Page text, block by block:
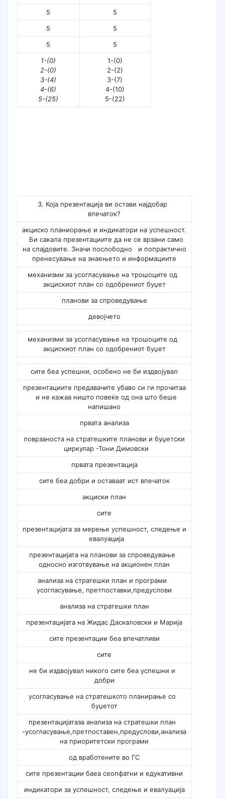
5
5
5
5
5
5
1-(0)
2-(0)
3-(4)
4-(6)
5-(25)
1-(0)
2-(2)
3-(7)
4-(10)
5-(22)
3. Која презентација ви остави најдобар
впечаток?
акциско планиорање и индикатори на успешност.
Би сакала презентациите да не се врзани само
на слајдовите. Значи послободно и попрактично
пренесување на знаењето и информациите
механизми за усогласување на трошоците од
акцискиот план со одобрениот буџет
планови за спроведување
девојчето
механизми за усогласување на трошоците од
акцискиот план со одобрениот буџет
сите беа успешни, особено не би издвојувал
презентациите предавачите убаво си ги прочитаа
и не кажаа ништо повеќе од она што беше
напишано
првата анализа
поврзаноста на стратешките планови и буџетски
циркулар -Тони Димовски
првата презентација
сите беа добри и оставаат ист впечаток
акциски план
сите
презентацијата за мерење успешност, следење и
евалуација
презентацијата на планови за спроведување
односно изготвување на акционен план
анализа на стратешки план и програми
усогласување, претпоставки,предуслови
анализа на стратешки план
презентацијата на Жидас Даскаловски и Марија
сите презентации беа впечатливи
сите
не би издвојувал никого сите беа успешни и
добри
усогласување на стратешкото планирање со
буџетот
презентацијатаза анализа на стратешки план
-усогласување,претпоставен,предуслови,анализа
на приоритетски програми
од вработените во ГС
сите презентации баеа сеопфатни и едукативни
индикатори за успешност, следење и евалуација